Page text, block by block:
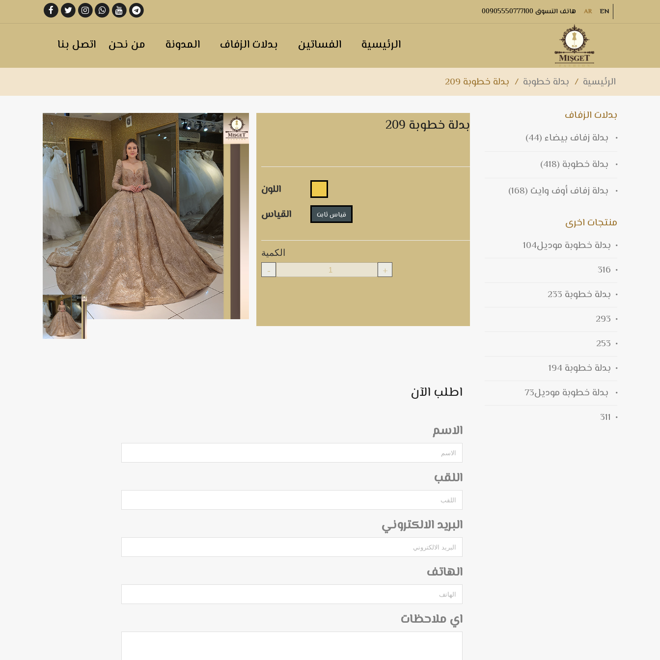
AR EN هاتف التسوق 00905550777100
الرئيسية الفساتين بدلات الزفاف المدونة من نحن اتصل بنا
الرئيسية / بدلة خطوبة / بدلة خطوبة 209
بدلات الزفاف
بدلة زفاف بيضاء (44)
بدلة خطوبة (418)
بدلة زفاف أوف وايت (168)
منتجات اخرى
بدلة خطوبة موديل104
316
بدلة خطوبة 233
293
253
بدلة خطوبة 194
بدلة خطوبة موديل73
311
بدلة خطوبة 209
اللون
القياس
قياس ثابت
الكمية
- +
اطلب الآن
الاسم
اللقب
البريد الالكتروني
الهاتف
اي ملاحظات